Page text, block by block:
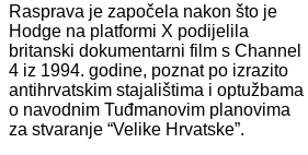
Rasprava je započela nakon što je
Hodge na platformi X podijelila
britanski dokumentarni film s Channel
4 iz 1994. godine, poznat po izrazito
antihrvatskim stajalištima i optužbama
o navodnim Tuđmanovim planovima
za stvaranje “Velike Hrvatske”.